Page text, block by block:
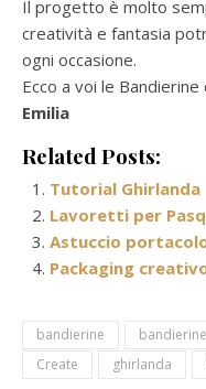
Il progetto è molto
creatività e fantasia
ogni occasione.
Ecco a voi le
Emilia
Related Posts:
Tutorial Ghirlanda
Lavoretti per
Astuccio
Packaging
bandierine
Create
ghirlanda